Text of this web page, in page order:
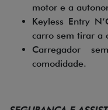
motor e a
Keyless Entry
carro sem tirar a
Carregador
comodidade.